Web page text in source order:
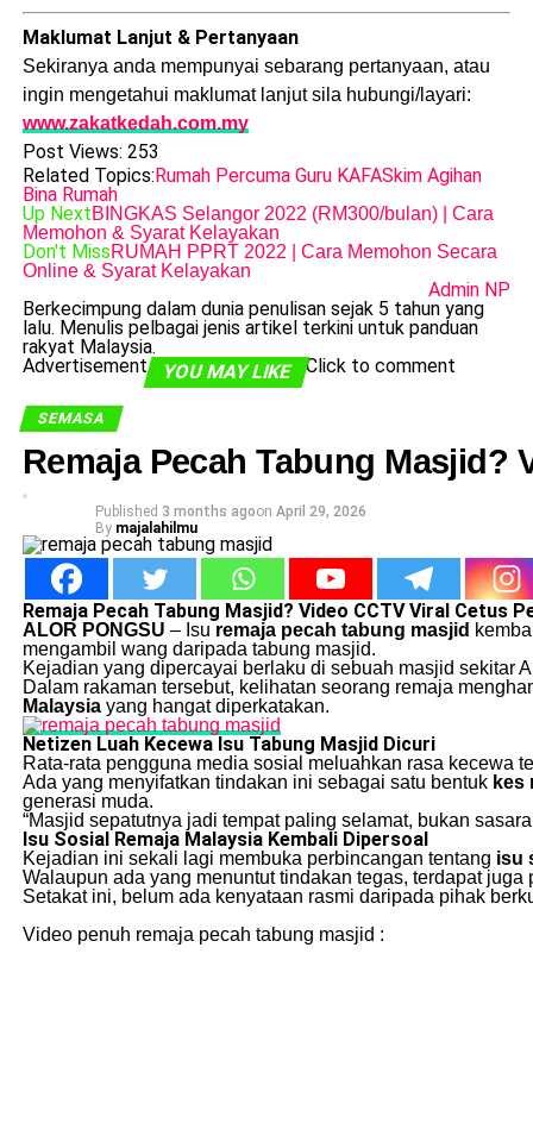
Maklumat Lanjut & Pertanyaan
Sekiranya anda mempunyai sebarang pertanyaan, atau
ingin mengetahui maklumat lanjut sila hubungi/layari:
www.zakatkedah.com.my
Post Views: 253
Related Topics:Rumah Percuma Guru KAFASkim Agihan
Bina Rumah
Up NextBINGKAS Selangor 2022 (RM300/bulan) | Cara
Memohon & Syarat Kelayakan
Don't MissRUMAH PPRT 2022 | Cara Memohon Secara
Online & Syarat Kelayakan
Admin NP
Berkecimpung dalam dunia penulisan sejak 5 tahun yang
lalu. Menulis pelbagai jenis artikel terkini untuk panduan
rakyat Malaysia.
Advertisement
YOU MAY LIKE Click to comment
SEMASA
Remaja Pecah Tabung Masjid?
Published 3 months agoon April 29, 2026
By majalahilmu
Remaja Pecah Tabung Masjid? Video CCTV Viral Cetus
ALOR PONGSU – Isu remaja pecah tabung masjid
mengambil wang daripada tabung masjid.
Kejadian yang dipercayai berlaku di sebuah masjid sekitar
Dalam rakaman tersebut, kelihatan seorang remaja
Malaysiayang hangat diperkatakan.
Netizen Luah Kecewa Isu Tabung Masjid Dicuri
Rata-rata pengguna media sosial meluahkan rasa kecewa
Ada yang menyifatkan tindakan ini sebagai satu bentuk kes
generasi muda.
“Masjid sepatutnya jadi tempat paling selamat, bukan
Isu Sosial Remaja Malaysia Kembali Dipersoal
Kejadian ini sekali lagi membuka perbincangan tentang isu
Walaupun ada yang menuntut tindakan tegas, terdapat
Setakat ini, belum ada kenyataan rasmi daripada pihak
Video penuh remaja pecah tabung masjid :